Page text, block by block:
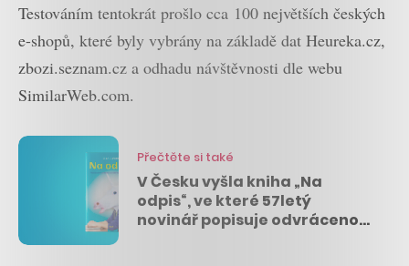
Testováním tentokrát prošlo cca 100 největších českých
e-shopů, které byly vybrány na základě dat Heureka.cz,
zbozi.seznam.cz a odhadu návštěvnosti dle webu
SimilarWeb.com.
Přečtěte si také
V Česku vyšla kniha „Na
odpis“, ve které 57letý
novinář popisuje odvrácenou